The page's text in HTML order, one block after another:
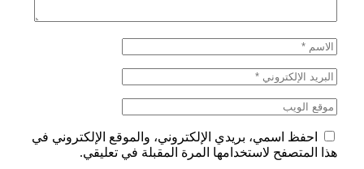
احفظ اسمي، بريدي الإلكتروني، والموقع الإلكتروني في
هذا المتصفح لاستخدامها المرة المقبلة في تعليقي.